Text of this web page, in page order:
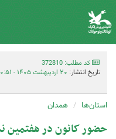
کد مطلب: 372810
تاریخ انتشار: ۲۰ اردیبهشت ۱۴۰۵ - ۱۰:۵۱
استان‌ها همدان
حضور کانون در هفتمین